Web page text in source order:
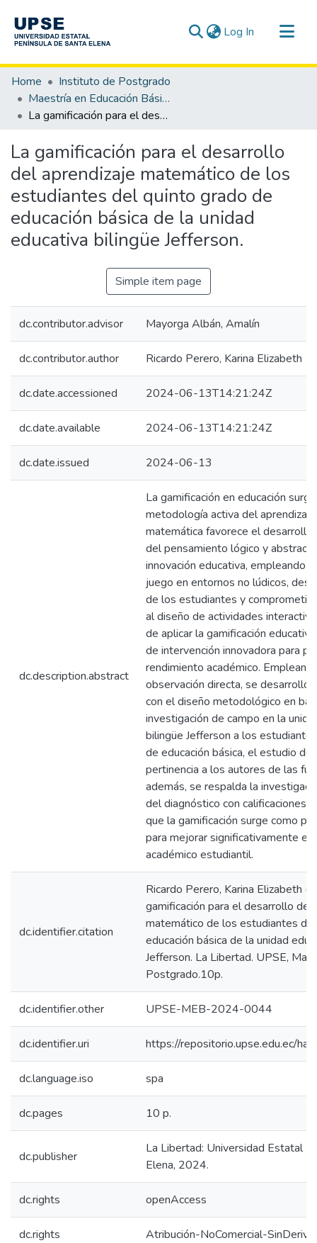
Log In (current)
Communities & Collections
All of DSpace
Statistics
Home
Instituto de Postgrado
Maestría en Educación Básica
La gamificación para el desarrollo del aprendizaje matemático de los estudiantes del quinto grado de educación básica de la unidad educativa bilingüe Jefferson.
La gamificación para el desarrollo
del aprendizaje matemático de los
estudiantes del quinto grado de
educación básica de la unidad
educativa bilingüe Jefferson.
Simple item page
dc.contributor.advisor Mayorga Albán, Amalín
dc.contributor.author Ricardo Perero, Karina Elizabeth
dc.date.accessioned 2024-06-13T14:21:24Z
dc.date.available 2024-06-13T14:21:24Z
dc.date.issued 2024-06-13
dc.description.abstract
La gamificación en educación
metodología activa del
matemática favorece el desarrollo
del pensamiento lógico y
innovación educativa, empleando
juego en entornos no lúdicos,
de los estudiantes y
al diseño de actividades
de aplicar la gamificación
de intervención innovadora para
rendimiento académico.
observación directa, se desarrolló
con el diseño metodológico en
investigación de campo en la
bilingüe Jefferson a los
de educación básica, el estudio
pertinencia a los autores de las
además, se respalda la
del diagnóstico con calificaciones
que la gamificación surge como
para mejorar significativamente el
académico estudiantil.
dc.identifier.citation
Ricardo Perero, Karina Elizabeth
gamificación para el desarrollo del
matemático de los estudiantes
educación básica de la unidad
Jefferson. La Libertad. UPSE,
Postgrado.10p.
dc.identifier.other UPSE-MEB-2024-0044
dc.identifier.uri https://repositorio.upse.edu.ec/
dc.language.iso spa
dc.pages 10 p.
dc.publisher
La Libertad: Universidad Estatal
Elena, 2024.
dc.rights openAccess
dc.rights Atribución-NoComercial-